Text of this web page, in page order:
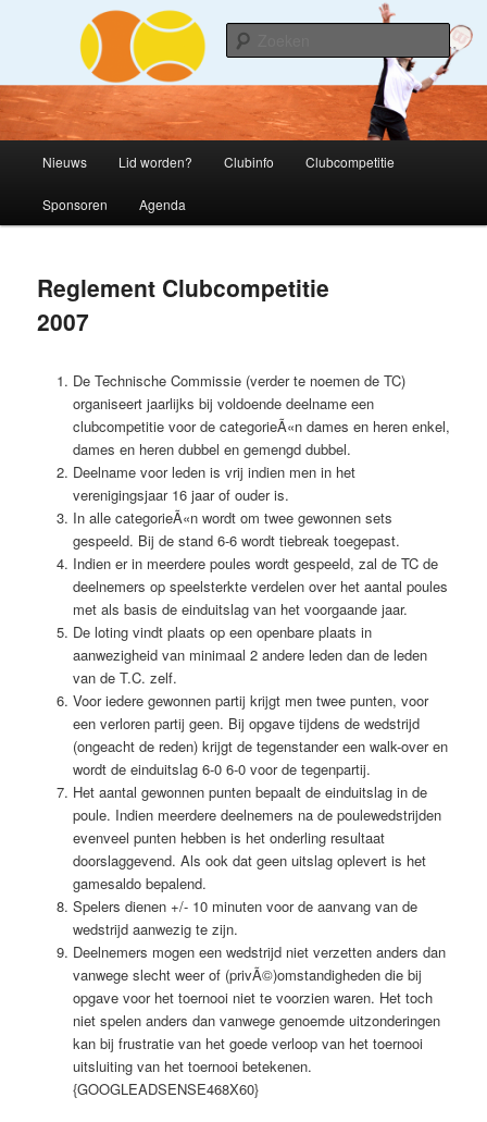
primaire
inhoudT.V. 's-Heerenhoek
f
Nieuws Lid worden? Clubinfo Clubcompetitie
Sponsoren Agenda
Reglement Clubcompetitie
2007
De Technische Commissie (verder te noemen de TC)
organiseert jaarlijks bij voldoende deelname een
clubcompetitie voor de categorieÃ«n dames en heren enkel,
dames en heren dubbel en gemengd dubbel.
Deelname voor leden is vrij indien men in het
verenigingsjaar 16 jaar of ouder is.
In alle categorieÃ«n wordt om twee gewonnen sets
gespeeld. Bij de stand 6-6 wordt tiebreak toegepast.
Indien er in meerdere poules wordt gespeeld, zal de TC de
deelnemers op speelsterkte verdelen over het aantal poules
met als basis de einduitslag van het voorgaande jaar.
De loting vindt plaats op een openbare plaats in
aanwezigheid van minimaal 2 andere leden dan de leden
van de T.C. zelf.
Voor iedere gewonnen partij krijgt men twee punten, voor
een verloren partij geen. Bij opgave tijdens de wedstrijd
(ongeacht de reden) krijgt de tegenstander een walk-over en
wordt de einduitslag 6-0 6-0 voor de tegenpartij.
Het aantal gewonnen punten bepaalt de einduitslag in de
poule. Indien meerdere deelnemers na de poulewedstrijden
evenveel punten hebben is het onderling resultaat
doorslaggevend. Als ook dat geen uitslag oplevert is het
gamesaldo bepalend.
Spelers dienen +/- 10 minuten voor de aanvang van de
wedstrijd aanwezig te zijn.
Deelnemers mogen een wedstrijd niet verzetten anders dan
vanwege slecht weer of (privÃ©)omstandigheden die bij
opgave voor het toernooi niet te voorzien waren. Het toch
niet spelen anders dan vanwege genoemde uitzonderingen
kan bij frustratie van het goede verloop van het toernooi
uitsluiting van het toernooi betekenen.
{GOOGLEADSENSE468X60}